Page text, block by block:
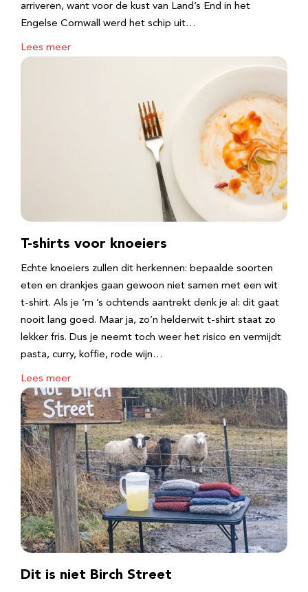
arriveren, want voor de kust van Land’s End in het
Engelse Cornwall werd het schip uit…
Lees meer
T-shirts voor knoeiers
Echte knoeiers zullen dit herkennen: bepaalde soorten
eten en drankjes gaan gewoon niet samen met een wit
t-shirt. Als je ‘m ’s ochtends aantrekt denk je al: dit gaat
nooit lang goed. Maar ja, zo’n helderwit t-shirt staat zo
lekker fris. Dus je neemt toch weer het risico en vermijdt
pasta, curry, koffie, rode wijn…
Lees meer
Dit is niet Birch Street